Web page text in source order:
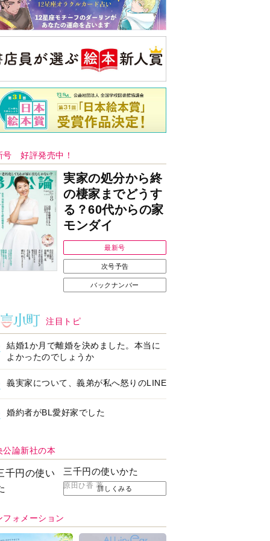
号 好評発売中！
実家の処分から終
の棲家までどうす
る？60代からの家
モンダイ
最新号
次号予告
バックナンバー
注目トピ
結婚1か月で離婚を決めました。本当に
よかったのでしょうか
義実家について、義弟が私へ怒りのLINE
婚約者がBL愛好家でした
公論新社の本
三千円の使いかた
原田ひ香 著詳しくみる
フォメーション